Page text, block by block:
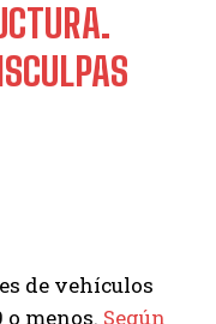
de vehículos
menos. Según